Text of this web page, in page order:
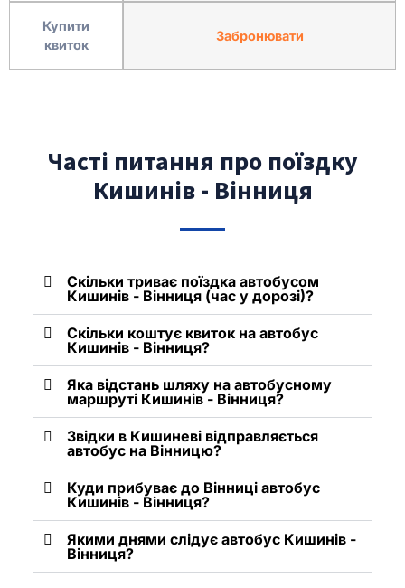
Купити
квиток
Забронювати
Часті питання про поїздку
Кишинів - Вінниця
Скільки триває поїздка автобусом
Кишинів - Вінниця (час у дорозі)?
Скільки коштує квиток на автобус
Кишинів - Вінниця?
Яка відстань шляху на автобусному
маршруті Кишинів - Вінниця?
Звідки в Кишиневі відправляється
автобус на Вінницю?
Куди прибуває до Вінниці автобус
Кишинів - Вінниця?
Якими днями слідує автобус Кишинів -
Вінниця?